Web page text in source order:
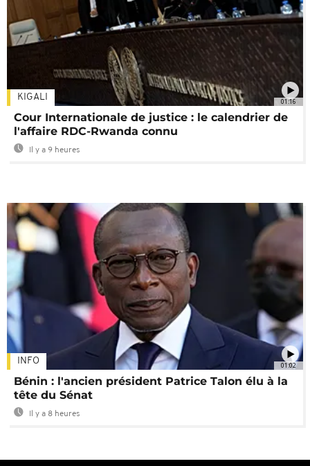
01:16
KIGALI
Cour Internationale de justice : le calendrier de
l'affaire RDC-Rwanda connu
Il y a 9 heures
01:02
INFO
Bénin : l'ancien président Patrice Talon élu à la
tête du Sénat
Il y a 8 heures